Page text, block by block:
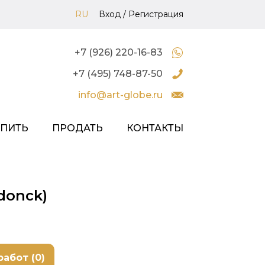
RU Вход / Регистрация
+7 (926) 220-16-83
+7 (495) 748-87-50
info@art-globe.ru
ПРОДАТЬ КОНТАКТЫ
(0)